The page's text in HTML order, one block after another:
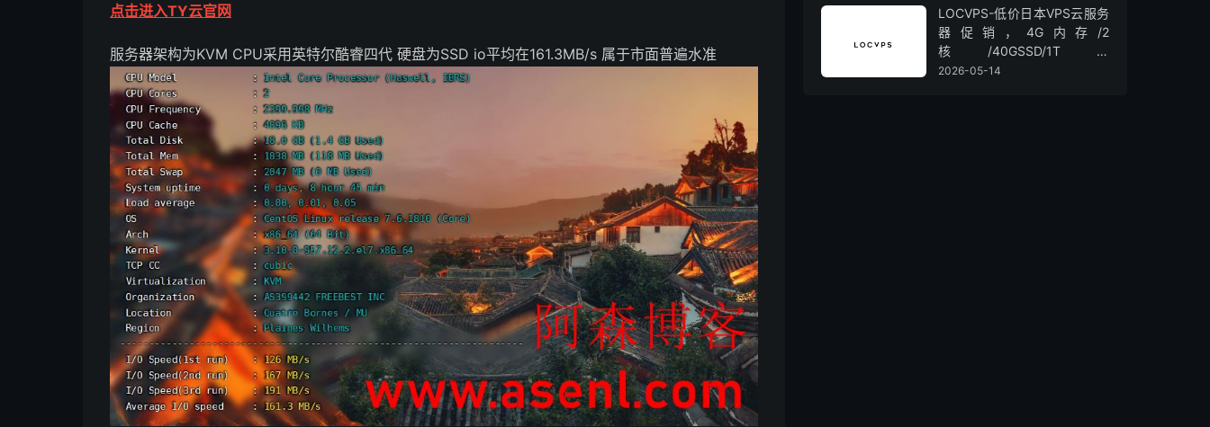
点击进入TY云官网
服务器架构为KVM CPU采用英特尔酷睿四代 硬盘为SSD io平均在161.3MB/s 属于市面普遍水准
LOCVPS-低价日本VPS云服务
器促销，4G内存/2
核/40GSSD/1T流
量/450Mbps带宽，低至36元/
2026-05-14